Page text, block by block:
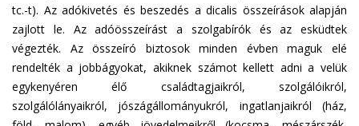
tc.-t). Az adókivetés és beszedés a dicalis összeírások alapján
zajlott le. Az adóösszeírást a szolgabírók és az esküdtek
végezték. Az összeíró biztosok minden évben maguk elé
rendelték a jobbágyokat, akiknek számot kellett adni a velük
egykenyéren élő családtagjaikról, szolgálóikról,
szolgálólányaikról, jószágállományukról, ingatlanjaikról (ház,